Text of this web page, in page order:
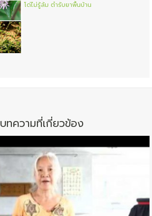
โด่ไม่รู้ล้ม ตำรับยาพื้นบ้าน
บทความที่เกี่ยวข้อง